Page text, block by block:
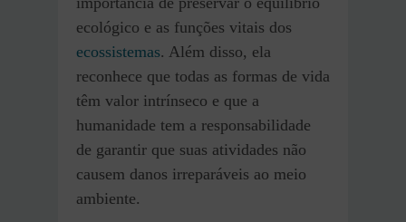
ecológico e as funções vitais dos
ecossistemas. Além disso, ela
reconhece que todas as formas de vida
têm valor intrínseco e que a
humanidade tem a responsabilidade
de garantir que suas atividades não
causem danos irreparáveis ao meio
ambiente.